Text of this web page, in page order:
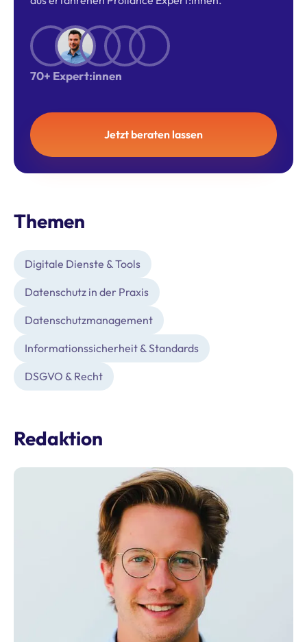
70+ Expert:innen
Jetzt beraten lassen
Themen
Digitale Dienste & Tools
Datenschutz in der Praxis
Datenschutz­management
Informationssicherheit & Standards
DSGVO & Recht
Redaktion